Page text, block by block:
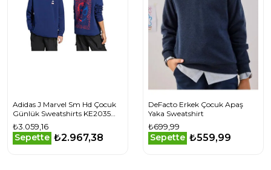
Adidas J Marvel Sm Hd Çocuk
Günlük Sweatshirts KE2035
Lacivert
₺3.059,16
Sepette ₺2.967,38
DeFacto Erkek Çocuk Apaş
Yaka Sweatshirt
₺699,99
Sepette ₺559,99